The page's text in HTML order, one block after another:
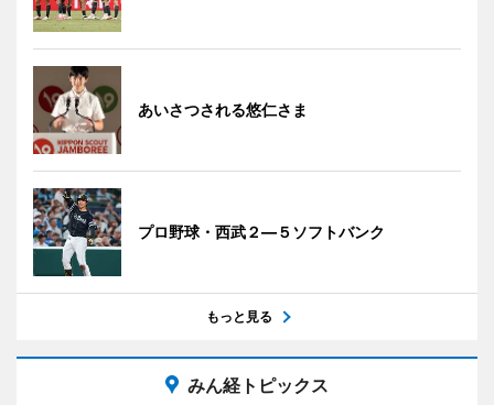
あいさつされる悠仁さま
プロ野球・西武２―５ソフトバンク
もっと見る
みん経トピックス